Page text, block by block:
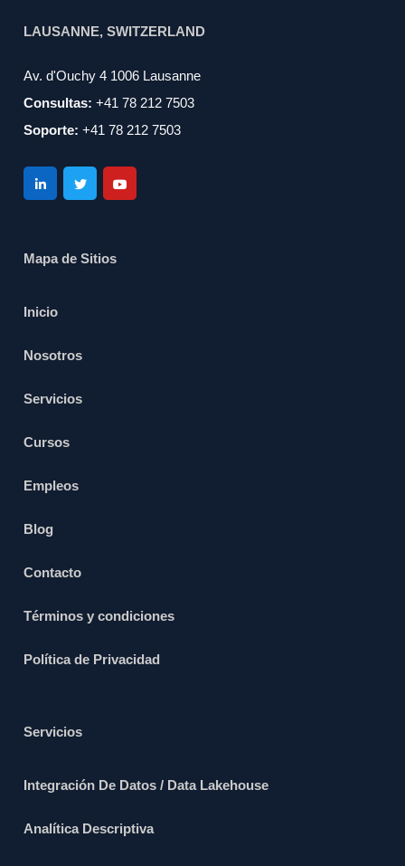
LAUSANNE, SWITZERLAND
Av. d'Ouchy 4 1006 Lausanne
Consultas: +41 78 212 7503
Soporte: +41 78 212 7503
Mapa de Sitios
Inicio
Nosotros
Servicios
Cursos
Empleos
Blog
Contacto
Términos y condiciones
Política de Privacidad
Servicios
Integración De Datos / Data Lakehouse
Analítica Descriptiva